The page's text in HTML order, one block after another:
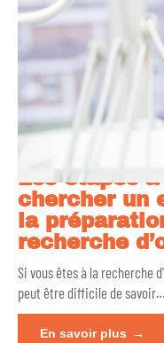
Les étapes
chercher un
la
recherche
Si vous êtes à la recherche
peut être difficile de savoir…
En savoir plus